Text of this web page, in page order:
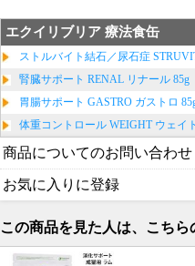
エクイリブリア 療法食缶
ストルバイト結石／尿石症
腎臓サポート RENAL リナール 85g
胃腸サポート GASTRO ガストロ
体重コントロール WEIGHT ウェイ
商品についてのお問い合わせ
お気に入りに登録
この商品を見た人は、こちら